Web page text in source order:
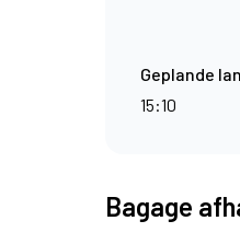
Geplande
15:10
Bagage